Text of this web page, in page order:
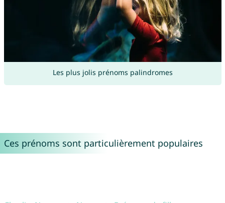
Les plus jolis prénoms palindromes
Ces prénoms sont particulièrement populaires